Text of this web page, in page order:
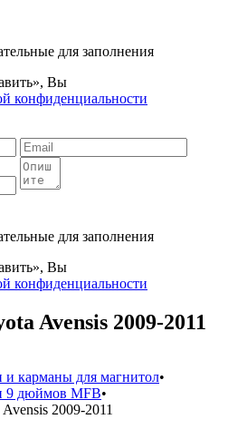
для заполнения
Вы
конфиденциальности
для заполнения
Вы
конфиденциальности
Avensis 2009-2011
и карманы для магнитол•
9 дюймов MFB•
2009-2011